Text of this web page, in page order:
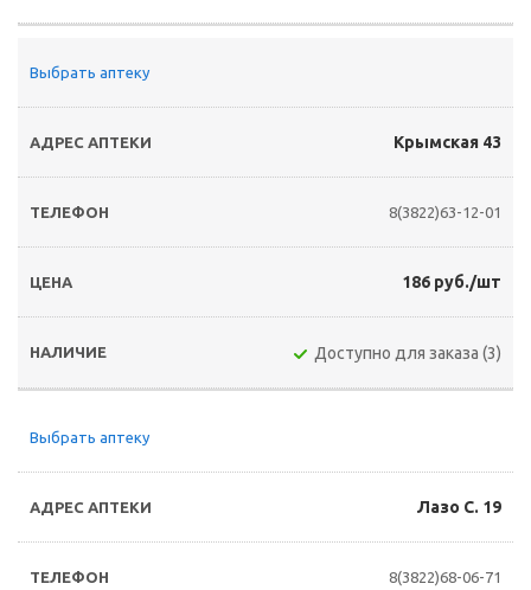
Выбрать аптеку
Крымская 43
8(3822)63-12-01
186 руб./шт
Доступно для заказа (3)
Выбрать аптеку
Лазо С. 19
8(3822)68-06-71